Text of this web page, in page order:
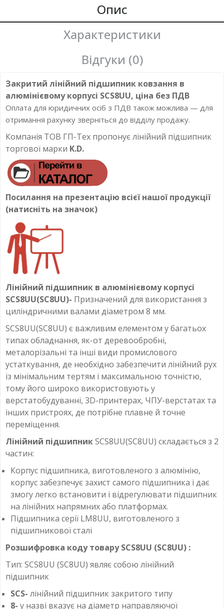
подшипник в корпусе sc15uu, линейный подшипник в
sc8uu scs8uu
Опис
Характеристики
Відгуки (0)
Закритий лінійний підшипник ковзання в
алюмінієвому корпусі SCS8UU, ціна без ПДВ
Оплата для юридичних осіб з ПДВ також можлива — для
отримання рахунку зверніться до відділу продажу.
Компанія ТОВ ГП-Тех пропонує лінійний підшипник
торгової марки K.D.
Посилання на презентацію всієї нашої продукції
(натисніть на значок)
Лінійний підшипник в алюмінієвому корпусі
SCS8UU(SC8UU)- Призначений для використання з
циліндричними валами діаметром 8 мм.
SCS8UU(SC8UU) є важливим елементом у багатьох
типах обладнання, як-от деревообробні,
металорізальні та інші види промислового
устаткування, де необхідно забезпечити лінійний рух
із мінімальним тертям і максимальною точністю,
тому його широко використовують у
верстатобудуванні, 3D-принтерах, ЧПУ-верстатах та
інших пристроях, де потрібне плавне й точне
переміщення.
Лінійний підшипникSCS8UU(SC8UU) складається з 2
частин:
Корпус підшипника, виготовленого з алюмінію,
корпус забезпечує захист самого підшипника і дає
змогу легко встановити і відрегулювати підшипник
на лінійних напрямних або платформах.
Підшипника серії LM8UU, виготовленого з
підшипникової сталі
Розшифровка коду товару SCS8UU (SC8UU) :
Тип: SCS8UU (SC8UU) являє собою лінійний
підшипник
SCS- лінійний підшипник закритого типу
8- у назві вказує на діаметр направляючої